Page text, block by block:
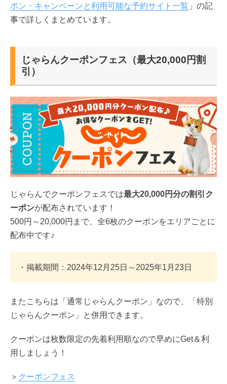
ポン・キャンペーンと利用可能な予約サイト一覧 」の記
事で詳しくまとめています。
じゃらんクーポンフェス（最大20,000円割
引）
じゃらんでクーポンフェスでは最大20,000円分の割引ク
ーポンが配布されています！
500円～20,000円まで、全6枚のクーポンをエリアごとに
配布中です♪
・掲載期間：2024年12月25日～2025年1月23日
またこちらは「通常じゃらんクーポン」なので、「特別
じゃらんクーポン」と併用できます。
クーポンは枚数限定の先着利用順なので早めにGet＆利
用しましょう！
＞ クーポンフェス